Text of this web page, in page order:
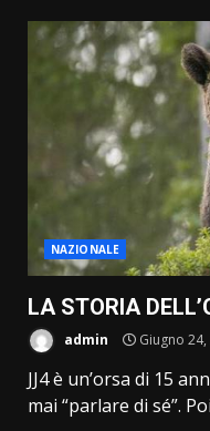
NAZIONALE
LA STORIA
admin Giugno 24,
JJ4 è un’orsa di 15
mai “parlare di sé”.